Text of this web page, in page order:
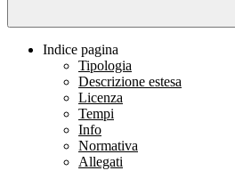
Indice pagina
Tipologia
Descrizione estesa
Licenza
Tempi
Info
Normativa
Allegati